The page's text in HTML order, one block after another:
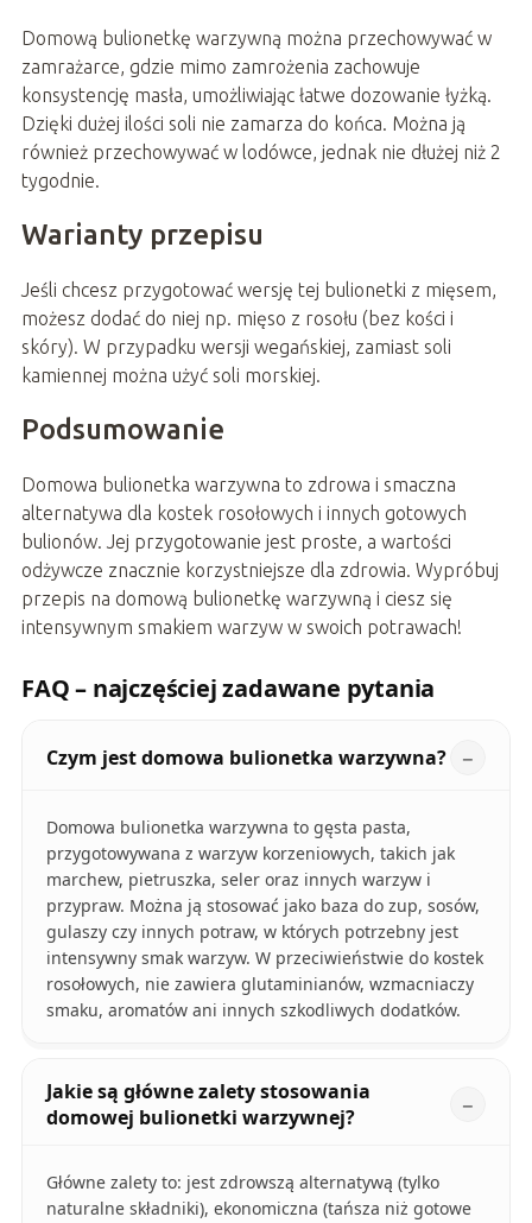
Domową bulionetkę warzywną można przechowywać w
zamrażarce, gdzie mimo zamrożenia zachowuje
konsystencję masła, umożliwiając łatwe dozowanie łyżką.
Dzięki dużej ilości soli nie zamarza do końca. Można ją
również przechowywać w lodówce, jednak nie dłużej niż 2
tygodnie.
Warianty przepisu
Jeśli chcesz przygotować wersję tej bulionetki z mięsem,
możesz dodać do niej np. mięso z rosołu (bez kości i
skóry). W przypadku wersji wegańskiej, zamiast soli
kamiennej można użyć soli morskiej.
Podsumowanie
Domowa bulionetka warzywna to zdrowa i smaczna
alternatywa dla kostek rosołowych i innych gotowych
bulionów. Jej przygotowanie jest proste, a wartości
odżywcze znacznie korzystniejsze dla zdrowia. Wypróbuj
przepis na domową bulionetkę warzywną i ciesz się
intensywnym smakiem warzyw w swoich potrawach!
FAQ – najczęściej zadawane pytania
Czym jest domowa bulionetka warzywna?
Domowa bulionetka warzywna to gęsta pasta,
przygotowywana z warzyw korzeniowych, takich jak
marchew, pietruszka, seler oraz innych warzyw i
przypraw. Można ją stosować jako baza do zup, sosów,
gulaszy czy innych potraw, w których potrzebny jest
intensywny smak warzyw. W przeciwieństwie do kostek
rosołowych, nie zawiera glutaminianów, wzmacniaczy
smaku, aromatów ani innych szkodliwych dodatków.
Jakie są główne zalety stosowania
domowej bulionetki warzywnej?
Główne zalety to: jest zdrowszą alternatywą (tylko
naturalne składniki), ekonomiczna (tańsza niż gotowe